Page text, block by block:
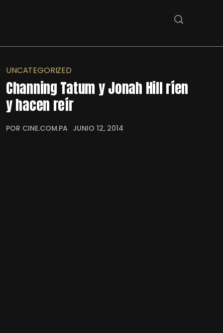
UNCATEGORIZED
Channing Tatum y Jonah Hill ríen
y hacen reír
POR CINE.COM.PA JUNIO 12, 2014